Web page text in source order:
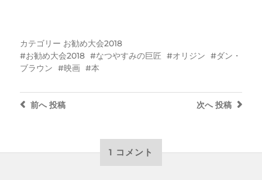
カテゴリー お勧め大会2018
お勧め大会2018
なつやすみの巨匠 オリジン
ダン・
ブラウン
映画 本
次へ 投稿
前へ投稿
1 コメント